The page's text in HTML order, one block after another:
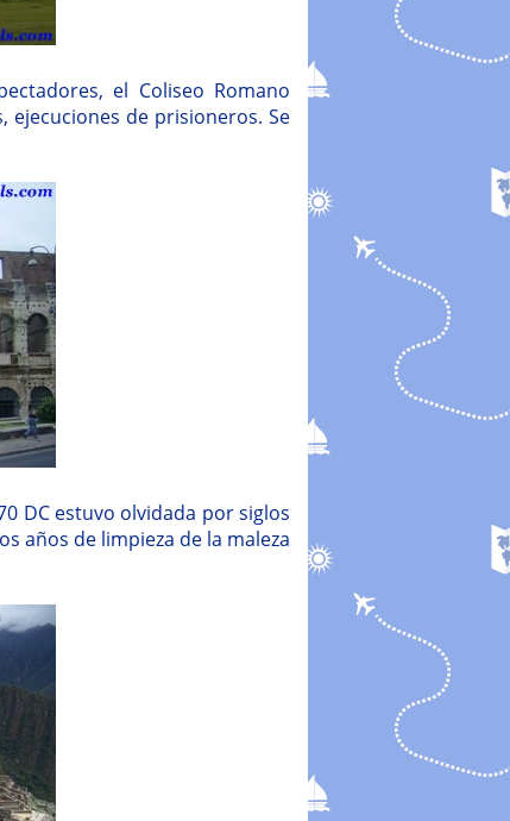
el Coliseo Romano
ejecuciones de prisioneros. Se
DC estuvo olvidada por siglos
años de limpieza de la maleza